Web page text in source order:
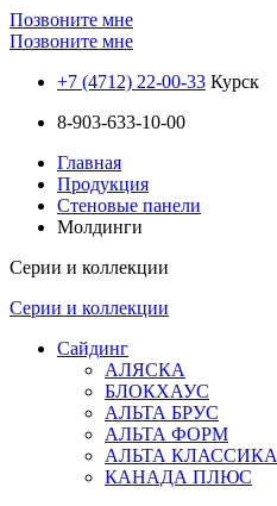
Позвоните мне
Позвоните мне
+7 (4712) 22-00-33 Курск
8-903-633-10-00
Главная
Продукция
Стеновые панели
Молдинги
Серии и коллекции
Серии и коллекции
Сайдинг
АЛЯСКА
БЛОКХАУС
АЛЬТА БРУС
АЛЬТА ФОРМ
АЛЬТА КЛАССИКА
КАНАДА ПЛЮС